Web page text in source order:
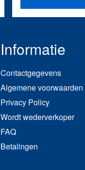
Informatie
Contactgegevens
Algemene voorwaarden
Privacy Policy
Wordt wederverkoper
FAQ
Betalingen